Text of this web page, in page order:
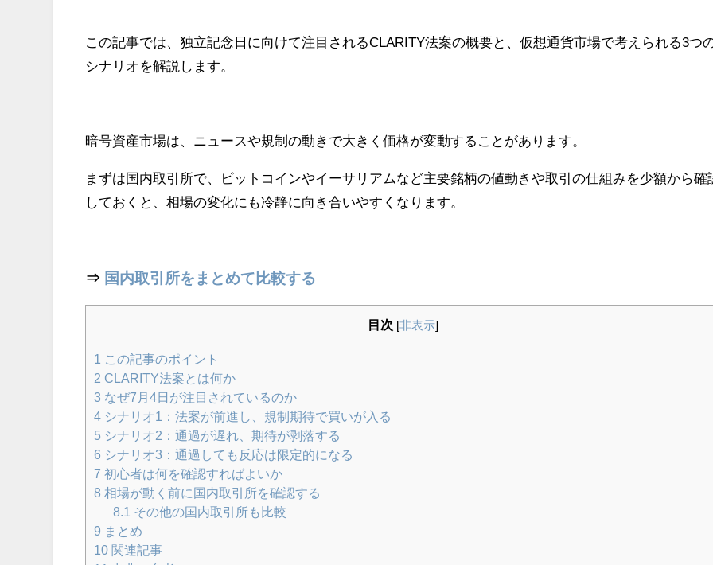
この記事では、独立記念日に向けて注目されるCLARITY法案の概要と、仮想通貨市場で考えられる3つ
シナリオを解説します。
暗号資産市場は、ニュースや規制の動きで大きく価格が変動することがあります。
まずは国内取引所で、ビットコインやイーサリアムなど主要銘柄の値動きや取引の仕組みを少額から確
しておくと、相場の変化にも冷静に向き合いやすくなります。
⇒ 国内取引所をまとめて比較する
目次 [非表示]
1
この記事のポイント
2 CLARITY法案とは何か
3 なぜ7月4日が注目されているのか
4 シナリオ1：法案が前進し、規制期待で買いが入る
5 シナリオ2：通過が遅れ、期待が剥落する
6 シナリオ3：通過しても反応は限定的になる
7 初心者は何を確認すればよいか
8 相場が動く前に国内取引所を確認する
8.1
その他の国内取引所も比較
9 まとめ
10 関連記事